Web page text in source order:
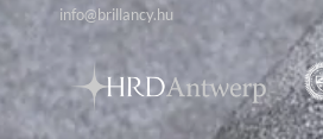
info@brillancy.hu